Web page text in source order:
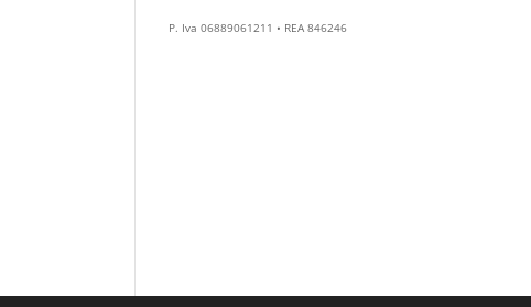
P. Iva 06889061211 • REA 846246